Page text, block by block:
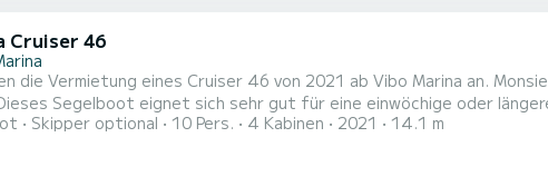
Cruiser 46
die Vermietung eines Cruiser 46 von 2021 ab Vibo Marina an.
Segelboot eignet sich sehr gut für eine einwöchige oder längere Kreuzfahrt. Das Boot verfügt
und bietet Platz für 10 Personen. Mit einer Gesamtlänge von 14
Skipper optional 10 Pers. 4 Kabinen 2021 14.1 m